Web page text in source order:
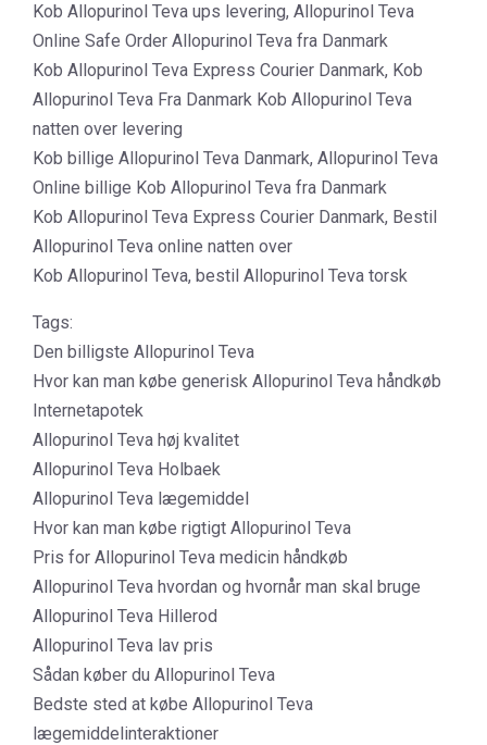
Kob Allopurinol Teva ups levering, Allopurinol Teva
Online Safe Order Allopurinol Teva fra Danmark
Kob Allopurinol Teva Express Courier Danmark, Kob
Allopurinol Teva Fra Danmark Kob Allopurinol Teva
natten over levering
Kob billige Allopurinol Teva Danmark, Allopurinol Teva
Online billige Kob Allopurinol Teva fra Danmark
Kob Allopurinol Teva Express Courier Danmark, Bestil
Allopurinol Teva online natten over
Kob Allopurinol Teva, bestil Allopurinol Teva torsk
Tags:
Den billigste Allopurinol Teva
Hvor kan man købe generisk Allopurinol Teva håndkøb
Internetapotek
Allopurinol Teva høj kvalitet
Allopurinol Teva Holbaek
Allopurinol Teva lægemiddel
Hvor kan man købe rigtigt Allopurinol Teva
Pris for Allopurinol Teva medicin håndkøb
Allopurinol Teva hvordan og hvornår man skal bruge
Allopurinol Teva Hillerod
Allopurinol Teva lav pris
Sådan køber du Allopurinol Teva
Bedste sted at købe Allopurinol Teva
lægemiddelinteraktioner